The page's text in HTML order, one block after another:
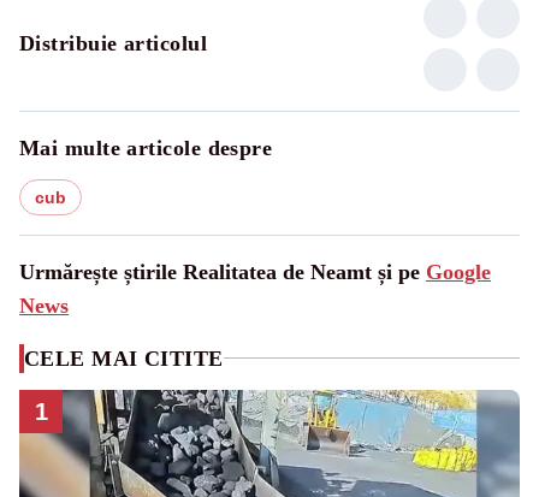
Distribuie articolul
Mai multe articole despre
cub
Urmărește știrile Realitatea de Neamt și pe Google
News
CELE MAI CITITE
1